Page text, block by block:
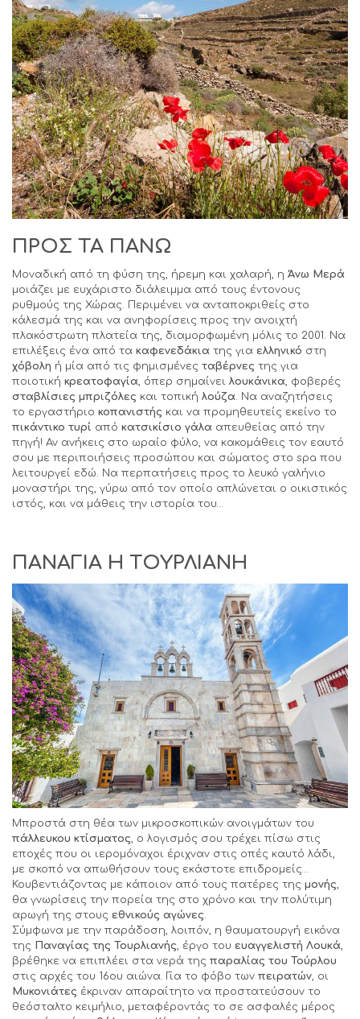
ΠΡΟΣ ΤΑ ΠΑΝΩ
Μοναδική από τη φύση της, ήρεμη και χαλαρή, η Άνω Μερά
μοιάζει με ευχάριστο διάλειμμα από τους έντονους
ρυθμούς της Χώρας. Περιμένει να ανταποκριθείς στο
κάλεσμά της και να ανηφορίσεις προς την ανοιχτή
πλακόστρωτη πλατεία της, διαμορφωμένη μόλις το 2001. Να
επιλέξεις ένα από τα καφενεδάκια της για ελληνικό στη
χόβολη ή μία από τις φημισμένες ταβέρνες της για
ποιοτική κρεατοφαγία, όπερ σημαίνει λουκάνικα, φοβερές
σταβλίσιες μπριζόλες και τοπική λούζα. Να αναζητήσεις
το εργαστήριο κοπανιστής και να προμηθευτείς εκείνο το
πικάντικο τυρί από κατσικίσιο γάλα απευθείας από την
πηγή! Αν ανήκεις στο ωραίο φύλο, να κακομάθεις τον εαυτό
σου με περιποιήσεις προσώπου και σώματος στο spa που
λειτουργεί εδώ. Να περπατήσεις προς το λευκό γαλήνιο
μοναστήρι της, γύρω από τον οποίο απλώνεται ο οικιστικός
ιστός, και να μάθεις την ιστορία του…
ΠΑΝΑΓΙΑ Η ΤΟΥΡΛΙΑΝΗ
Μπροστά στη θέα των μικροσκοπικών ανοιγμάτων του
πάλλευκου κτίσματος, ο λογισμός σου τρέχει πίσω στις
εποχές που οι ιερομόναχοι έριχναν στις οπές καυτό λάδι,
με σκοπό να απωθήσουν τους εκάστοτε επιδρομείς…
Κουβεντιάζοντας με κάποιον από τους πατέρες της μονής,
θα γνωρίσεις την πορεία της στο χρόνο και την πολύτιμη
αρωγή της στους εθνικούς αγώνες.
Σύμφωνα με την παράδοση, λοιπόν, η θαυματουργή εικόνα
της Παναγίας της Τουρλιανής, έργο του ευαγγελιστή Λουκά,
βρέθηκε να επιπλέει στα νερά της παραλίας του Τούρλου
στις αρχές του 16ου αιώνα. Για το φόβο των πειρατών, οι
Μυκονιάτες έκριναν απαραίτητο να προστατεύσουν το
θεόσταλτο κειμήλιο, μεταφέροντάς το σε ασφαλές μέρος